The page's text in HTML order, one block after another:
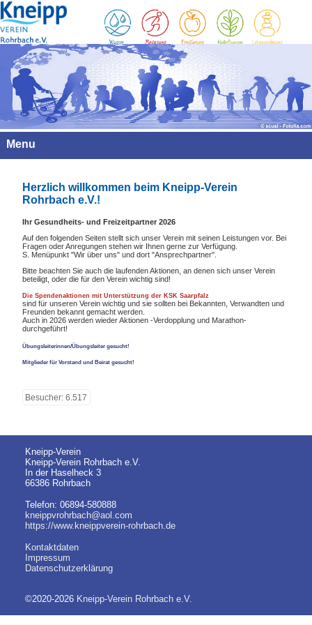
Menu
Herzlich willkommen beim Kneipp-Verein
Rohrbach e.V.!
Ihr Gesundheits- und Freizeitpartner 2026
Auf den folgenden Seiten stellt sich unser Verein mit seinen Leistungen vor. Bei
Fragen oder Anregungen stehen wir Ihnen gerne zur Verfügung.
S. Menüpunkt "Wir über uns" und dort "Ansprechpartner".
Bitte beachten Sie auch die laufenden Aktionen, an denen sich unser Verein
beteiligt, oder die für den Verein wichtig sind!
Die Spendenaktionen mit Unterstützung der KSK Saarpfalz
sind für unseren Verein wichtig und sie sollten bei Bekannten, Verwandten und
Freunden bekannt gemacht werden.
Auch in 2026 werden wieder Aktionen -Verdopplung und Marathon-
durchgeführt!
Übungsleiterinnen/Übungsleiter gesucht!
Mitglieder für Vorstand und Beirat gesucht!
Besucher: 6.517
Kneipp-Verein
Kneipp-Verein Rohrbach e.V.
In der Haselheck 3
66386 Rohrbach
Telefon: 06894-580888
kneippvrohrbach@aol.com
https://www.kneippverein-rohrbach.de
Kontaktdaten
Impressum
Datenschutzerklärung
©2020-2026 Kneipp-Verein Rohrbach e.V.